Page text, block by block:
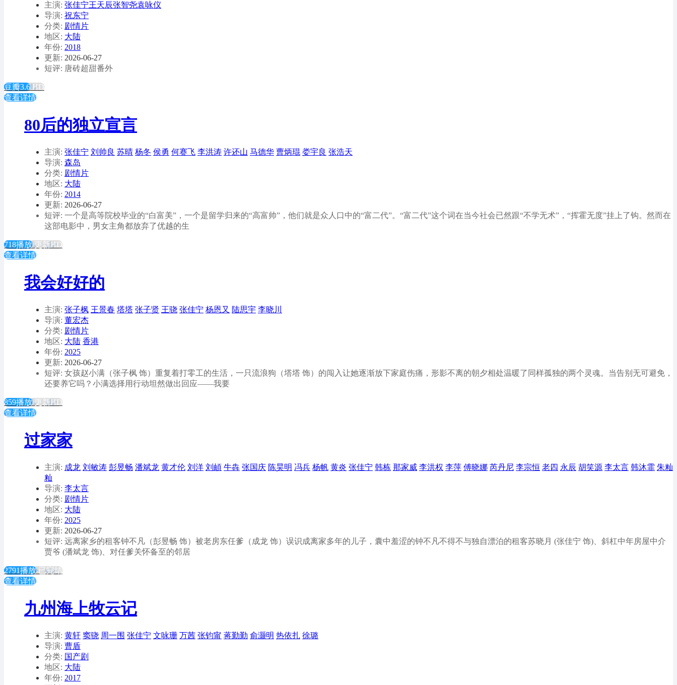
主演: 张佳宁王天辰张智尧袁咏仪
导演: 祝东宁
分类: 剧情片
地区: 大陆
年份: 2018
更新: 2026-06-27
短评: 唐砖超甜番外
豆瓣3.6 HD
查看详情
80后的独立宣言
主演: 张佳宁 刘帅良 苏晴 杨冬 侯勇 何赛飞 李洪涛 许还山 马德华 曹炳琨 娄宇良 张浩天
导演: 森岛
分类: 剧情片
地区: 大陆
年份: 2014
更新: 2026-06-27
短评: 一个是高等院校毕业的“白富美”，一个是留学归来的“高富帅”，他们就是众人口中的“富二代”。“富二代”这个词在当今社会已然跟“不学无术”，“挥霍无度”挂上了钩。然而在
这部电影中，男女主角都放弃了优越的生
718播放 更新HD
查看详情
我会好好的
主演: 张子枫 王景春 塔塔 张子贤 王骁 张佳宁 杨恩又 陆思宇 李晓川
导演: 董宏杰
分类: 剧情片
地区: 大陆 香港
年份: 2025
更新: 2026-06-27
短评: 女孩赵小满（张子枫 饰）重复着打零工的生活，一只流浪狗（塔塔 饰）的闯入让她逐渐放下家庭伤痛，形影不离的朝夕相处温暖了同样孤独的两个灵魂。当告别无可避免，
还要养它吗？小满选择用行动坦然做出回应——我要
859播放 更新HD
查看详情
过家家
主演: 成龙 刘敏涛 彭昱畅 潘斌龙 黄才伦 刘洋 刘頔 牛犇 张国庆 陈昊明 冯兵 杨帆 黄炎 张佳宁 韩栋 那家威 李洪权 李萍 傅晓娜 芮丹尼 李宗恒 老四 永辰 胡笑源 李太言 韩沐霏 朱籼
籼
导演: 李太言
分类: 剧情片
地区: 大陆
年份: 2025
更新: 2026-06-27
短评: 远离家乡的租客钟不凡（彭昱畅 饰）被老房东任爹（成龙 饰）误识成离家多年的儿子，囊中羞涩的钟不凡不得不与独自漂泊的租客苏晓月 (张佳宁 饰)、斜杠中年房屋中介
贾爷 (潘斌龙 饰)、对任爹关怀备至的邻居
2791播放 已完结
查看详情
九州海上牧云记
主演: 黄轩 窦骁 周一围 张佳宁 文咏珊 万茜 张钧甯 蒋勤勤 俞灏明 热依扎 徐璐
导演: 曹盾
分类: 国产剧
地区: 大陆
年份: 2017